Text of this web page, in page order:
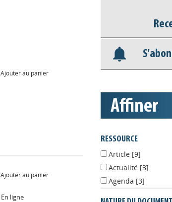
Ajouter au panier
Ajouter au panier
En ligne
Base
affiner
RESSOURCE
Article [9]
Actualité[3]
Agenda[3]